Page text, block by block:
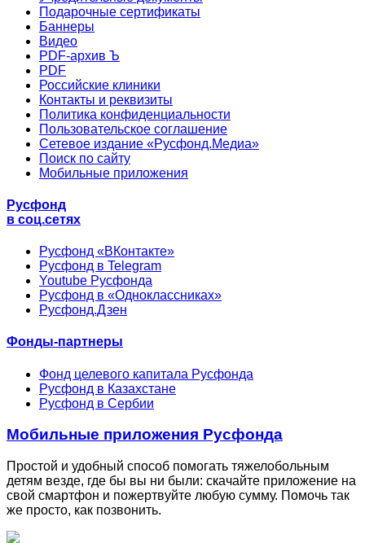
Подарочные сертификаты
Баннеры
Видео
PDF-архив Ъ
PDF
Российские клиники
Контакты и реквизиты
Политика конфиденциальности
Пользовательское соглашение
Сетевое издание «Русфонд.Медиа»
Поиск по сайту
Мобильные приложения
Русфонд
в соц.сетях
Русфонд «ВКонтакте»
Русфонд в Telegram
Youtube Русфонда
Русфонд в «Одноклассниках»
Русфонд.Дзен
Фонды-партнеры
Фонд целевого капитала Русфонда
Русфонд в Казахстане
Русфонд в Сербии
Мобильные приложения Русфонда
Простой и удобный способ помогать тяжелобольным
детям везде, где бы вы ни были: скачайте приложение на
свой смартфон и пожертвуйте любую сумму. Помочь так
же просто, как позвонить.